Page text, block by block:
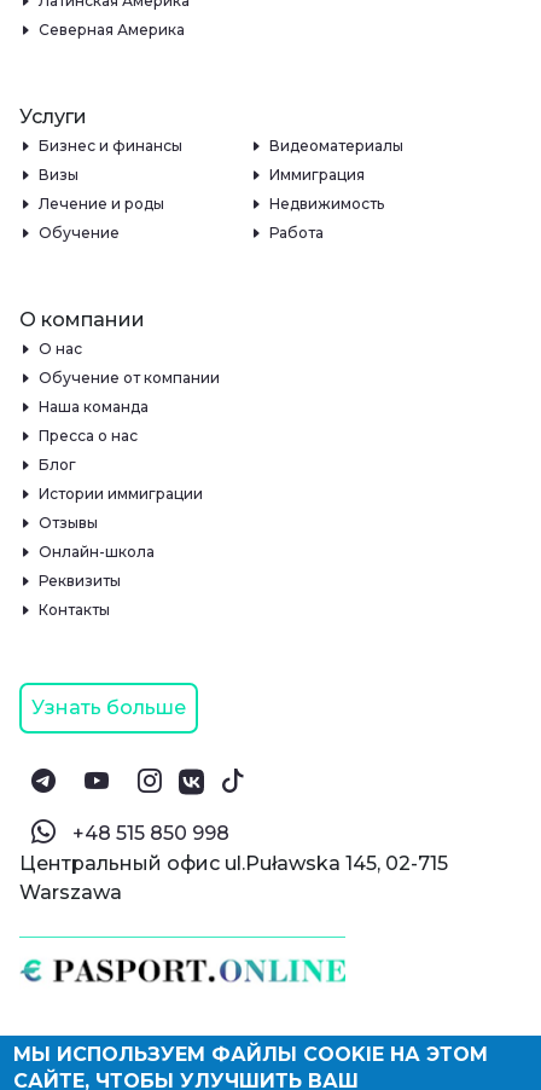
© Паспорт Онлайн 2019—2026
Политика конфиденциальности
Северная Америка
Услуги
Бизнес и финансы
Видеоматериалы
Визы
Иммиграция
Лечение и роды
Недвижимость
Обучение
Работа
О компании
О нас
Обучение от компании
Наша команда
Пресса о нас
Блог
Истории иммиграции
Отзывы
Онлайн-школа
Реквизиты
Контакты
Узнать больше
‪+48 515 850 998‬
Центральный офис ul.Puławska 145, 02-715
Warszawa
МЫ ИСПОЛЬЗУЕМ ФАЙЛЫ COOKIE НА ЭТОМ
САЙТЕ, ЧТОБЫ УЛУЧШИТЬ ВАШ